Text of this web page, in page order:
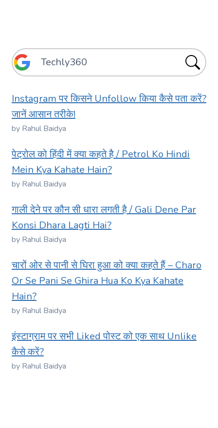
Instagram पर किसने Unfollow किया कैसे पता करें?
जानें आसान तरीके!
by Rahul Baidya
पेट्रोल को हिंदी में क्या कहते है / Petrol Ko Hindi
Mein Kya Kahate Hain?
by Rahul Baidya
गाली देने पर कौन सी धारा लगती है / Gali Dene Par
Konsi Dhara Lagti Hai?
by Rahul Baidya
चारों ओर से पानी से घिरा हुआ को क्या कहते हैं – Charo
Or Se Pani Se Ghira Hua Ko Kya Kahate
Hain?
by Rahul Baidya
इंस्टाग्राम पर सभी Liked पोस्ट को एक साथ Unlike
कैसे करें?
by Rahul Baidya